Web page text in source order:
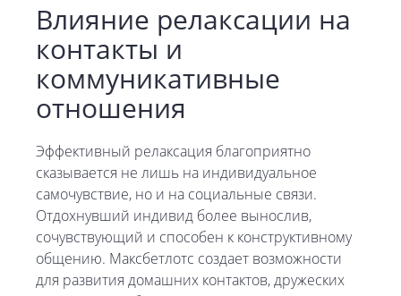
Влияние релаксации на
контакты и
коммуникативные
отношения
Эффективный релаксация благоприятно
сказывается не лишь на индивидуальное
самочувствие, но и на социальные связи.
Отдохнувший индивид более вынослив,
сочувствующий и способен к конструктивному
общению. Максбетлотс создает возможности
для развития домашних контактов, дружеских